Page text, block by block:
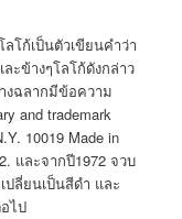
โก้เป็นตัวเขียนคำว่า
ะข้างๆโลโก้ดังกล่าว
งฉลากมีข้อความ
and trademark
10019 Made in
และจากปี1972 จวบ
ลี่ยนเป็นสีดำ และ
ไป